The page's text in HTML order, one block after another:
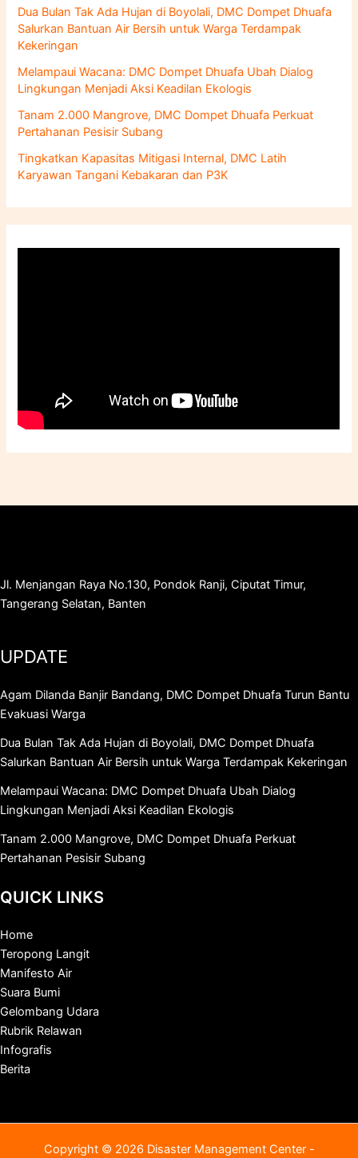
k
:
Dua Bulan Tak Ada Hujan di Boyolali, DMC Dompet Dhuafa
Salurkan Bantuan Air Bersih untuk Warga Terdampak
Kekeringan
Melampaui Wacana: DMC Dompet Dhuafa Ubah Dialog
Lingkungan Menjadi Aksi Keadilan Ekologis
Tanam 2.000 Mangrove, DMC Dompet Dhuafa Perkuat
Pertahanan Pesisir Subang
Tingkatkan Kapasitas Mitigasi Internal, DMC Latih
Karyawan Tangani Kebakaran dan P3K
Jl. Menjangan Raya No.130, Pondok Ranji, Ciputat Timur,
Tangerang Selatan, Banten
UPDATE
Agam Dilanda Banjir Bandang, DMC Dompet Dhuafa Turun Bantu
Evakuasi Warga
Dua Bulan Tak Ada Hujan di Boyolali, DMC Dompet Dhuafa
Salurkan Bantuan Air Bersih untuk Warga Terdampak Kekeringan
Melampaui Wacana: DMC Dompet Dhuafa Ubah Dialog
Lingkungan Menjadi Aksi Keadilan Ekologis
Tanam 2.000 Mangrove, DMC Dompet Dhuafa Perkuat
Pertahanan Pesisir Subang
QUICK LINKS
Home
Teropong Langit
Manifesto Air
Suara Bumi
Gelombang Udara
Rubrik Relawan
Infografis
Berita
Copyright © 2026 Disaster Management Center -